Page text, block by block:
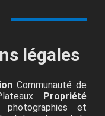
légales
Communauté de
Propriété
et